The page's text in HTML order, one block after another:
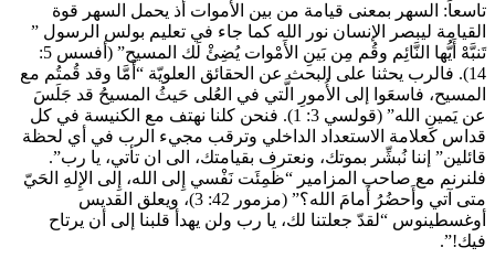
تاسعاً: السهر بمعنى قيامة من بين الأموات أذ يحمل السهر قوة
القيامة ليبصر الإنسان نور الله كما جاء في تعليم بولس الرسول ”
تَنبَّهْ أَيُّها النَّائِم وقُم مِن بَينِ الأَمْوات يُضِئْ لَك المسيح” (أفسس 5:
14). فالرب يحثنا على البحث عن الحقائق العلويّة “أَمَّا وقد قُمتُم مع
المسيح، فاسعَوا إلى الأُمورِ الَّتي في العُلى حَيثُ المسيحُ قد جَلَسَ
عن يَمينِ الله” (قولسي 3: 1). فنحن كلنا نهتف مع الكنيسة في كل
قداس كعلامة الاستعداد الداخلي وترقب مجيء الرب في أي لحظة
قائلين” إننا نُبشِّر بموتك، ونعترف بقيامتك، الى ان تأتي، يا رب”.
فلنرنم مع صاحب المزامير “ظَمِئَت نَفْسي إِلى الله، إِلى الإِلهِ الحَيّ
متى آتي وأَحضُرُ أَمامَ الله؟” (مزمور 42: 3)، ويعلق القديس
أوغسطينوس “لقدّ جعلتنا لك، يا رب ولن يهدأ قلبنا إلى أن يرتاح
فيك!”.